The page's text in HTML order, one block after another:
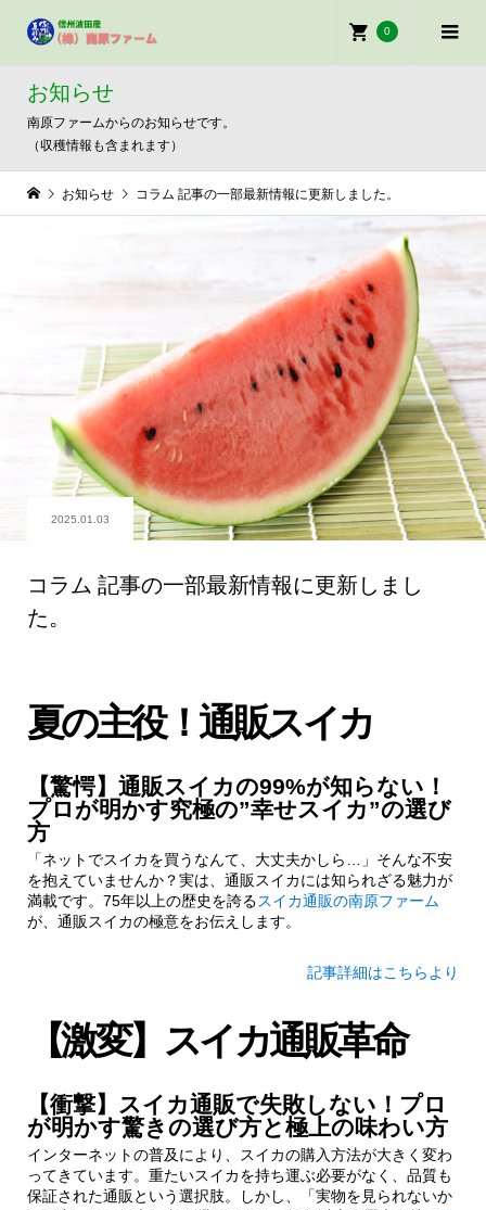
0
お知らせ
南原ファームからのお知らせです。
（収穫情報も含まれます）
お知らせ コラム 記事の一部最新情報に更新しました。
2025.01.03
コラム 記事の一部最新情報に更新しまし
た。
夏の主役！通販スイカ
【驚愕】通販スイカの99%が知らない！
プロが明かす究極の”幸せスイカ”の選び
方
「ネットでスイカを買うなんて、大丈夫かしら…」そんな不安
を抱えていませんか？実は、通販スイカには知られざる魅力が
満載です。75年以上の歴史を誇るスイカ通販の南原ファーム
が、通販スイカの極意をお伝えします。
記事詳細はこちらより
【激変】スイカ通販革命
【衝撃】スイカ通販で失敗しない！プロ
が明かす驚きの選び方と極上の味わい方
インターネットの普及により、スイカの購入方法が大きく変わ
ってきています。重たいスイカを持ち運ぶ必要がなく、品質も
保証された通販という選択肢。しかし、「実物を見られないか